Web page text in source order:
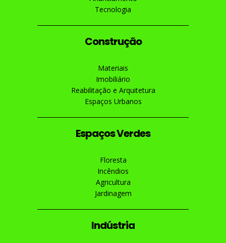
Tecnologia
Construção
Materiais
Imobiliário
Reabilitação e Arquitetura
Espaços Urbanos
Espaços Verdes
Floresta
Incêndios
Agricultura
Jardinagem
Indústria